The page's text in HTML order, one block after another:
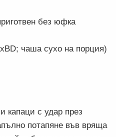
без юфка
чаша сухо на порция)
капаци с удар през
потапяне във вряща